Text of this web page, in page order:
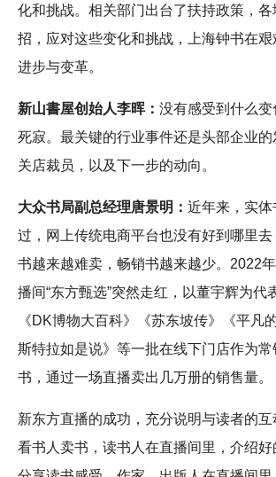
化和挑战。相关部门出台了扶持政策，各
招，应对这些变化和挑战，上海钟书在
进步与变革。
新山書屋创始人李晖： 没有感受到什么
死寂。最关键的行业事件还是头部企业
关店裁员，以及下一步的动向。
大众书局副总经理唐景明： 近年来，实
过，网上传统电商平台也没有好到哪里去
书越来越难卖，畅销书越来越少。2022
播间“东方甄选”突然走红，以董宇辉为代
《DK博物大百科》《苏东坡传》《平凡
斯特拉如是说》等一批在线下门店作为常
书，通过一场直播卖出几万册的销售量。
新东方直播的成功，充分说明与读者的互
看书人卖书，读书人在直播间里，介绍